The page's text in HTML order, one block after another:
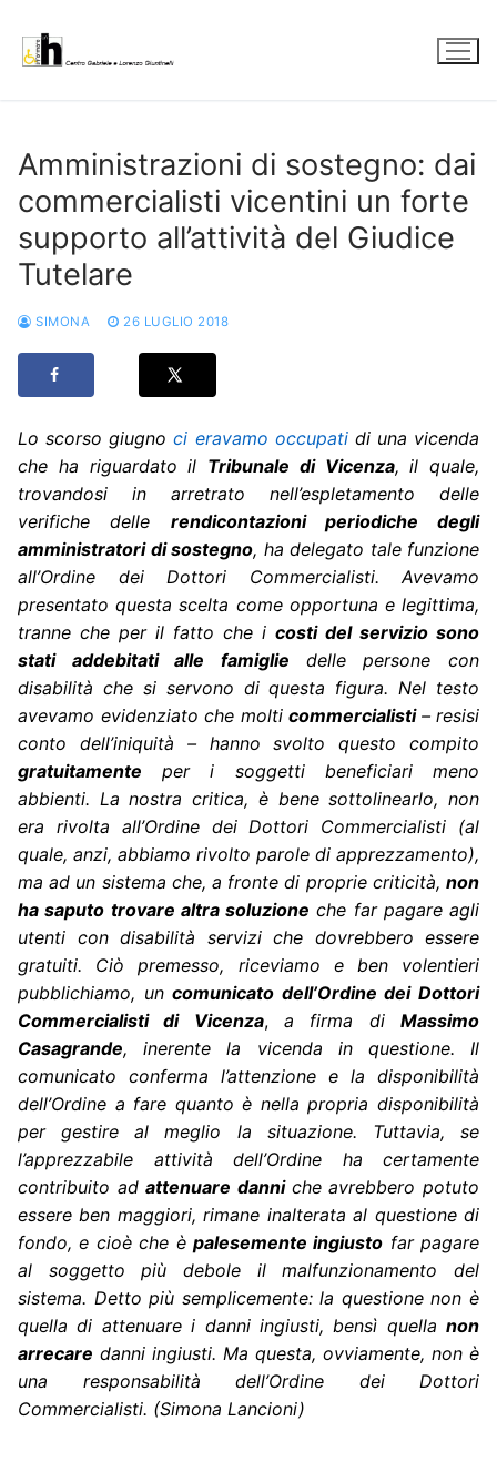
contenuto
Amministrazioni di sostegno: dai
commercialisti vicentini un forte
supporto all’attività del Giudice
Tutelare
SIMONA 26 LUGLIO 2018
Lo scorso giugnoci eravamo occupatidi una vicenda
che ha riguardato il Tribunale di Vicenza, il quale,
trovandosi in arretrato nell’espletamento delle
verifiche delle rendicontazioni periodiche degli
amministratori di sostegno, ha delegato tale funzione
all’Ordine dei Dottori Commercialisti. Avevamo
presentato questa scelta come opportuna e legittima,
tranne che per il fatto che i costi del servizio sono
stati addebitati alle famiglie delle persone con
disabilità che si servono di questa figura. Nel testo
avevamo evidenziato che molti commercialisti – resisi
conto dell’iniquità – hanno svolto questo compito
gratuitamente per i soggetti beneficiari meno
abbienti. La nostra critica, è bene sottolinearlo, non
era rivolta all’Ordine dei Dottori Commercialisti (al
quale, anzi, abbiamo rivolto parole di apprezzamento),
ma ad un sistema che, a fronte di proprie criticità, non
ha saputo trovare altra soluzione che far pagare agli
utenti con disabilità servizi che dovrebbero essere
gratuiti. Ciò premesso, riceviamo e ben volentieri
pubblichiamo, uncomunicato dell’Ordine dei Dottori
Commercialisti di Vicenza,a firma diMassimo
Casagrande, inerente la vicenda in questione. Il
comunicato conferma l’attenzione e la disponibilità
dell’Ordine a fare quanto è nella propria disponibilità
per gestire al meglio la situazione. Tuttavia, se
l’apprezzabile attività dell’Ordine ha certamente
contribuito adattenuare danni che avrebbero potuto
essere ben maggiori, rimane inalterata al questione di
fondo, e cioè che è palesemente ingiusto far pagare
al soggetto più debole il malfunzionamento del
sistema. Detto più semplicemente: la questione non è
quella di attenuare i danni ingiusti, bensì quella non
arrecare danni ingiusti. Ma questa, ovviamente, non è
una responsabilità dell’Ordine dei Dottori
Commercialisti. (Simona Lancioni)